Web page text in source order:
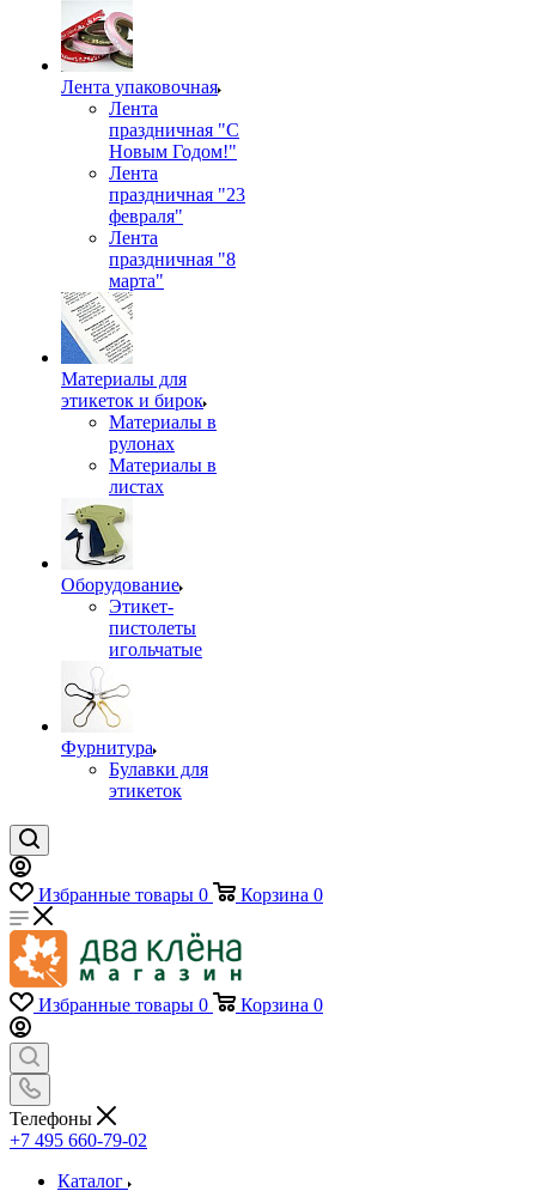
Лента упаковочная
Лента
праздничная "С
Новым Годом!"
Лента
праздничная "23
февраля"
Лента
праздничная "8
марта"
Материалы для
этикеток и бирок
Материалы в
рулонах
Материалы в
листах
Оборудование
Этикет-
пистолеты
игольчатые
Фурнитура
Булавки для
этикеток
Избранные товары 0 Корзина 0
Избранные товары 0 Корзина 0
Телефоны
+7 495 660-79-02
Каталог